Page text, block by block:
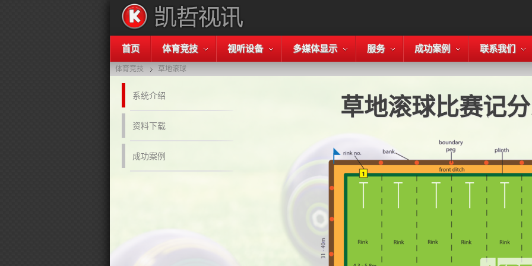
首页 体育竞技 视听设备 多媒体显示 服务 成功案例 联系我们
体育竞技 草地滚球
系统介绍
资料下载
成功案例
草地滚球比赛记